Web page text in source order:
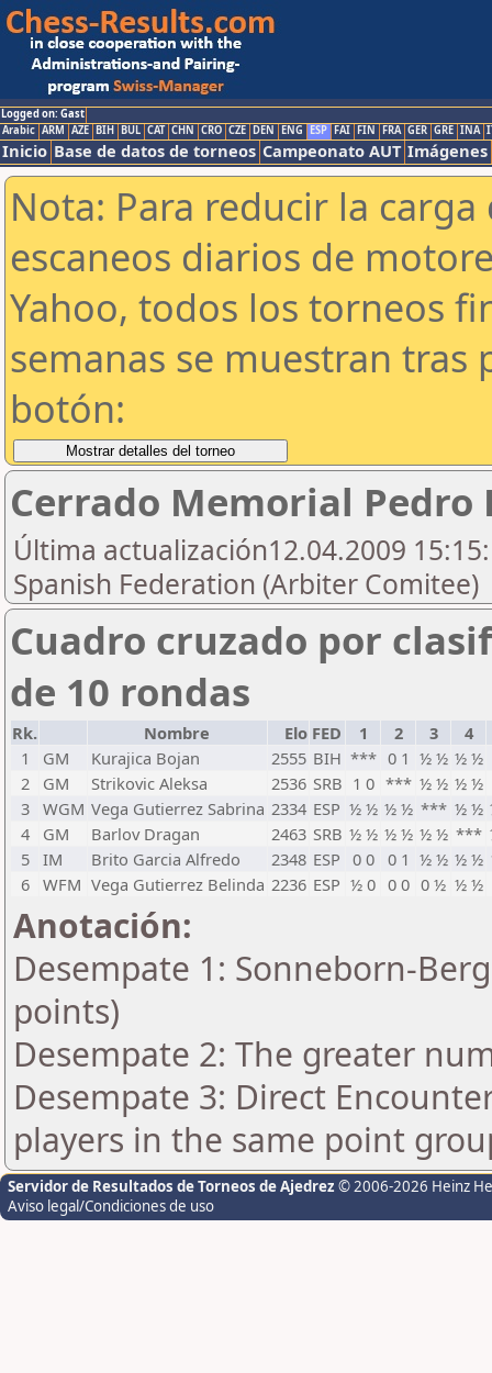
Logged on: Gast
Arabic ARM AZE BIH BUL CAT CHN CRO CZE DEN ENG ESP FAI FIN FRA GER GRE INA
Inicio Base de datos de torneos Campeonato AUT Imágenes
Nota: Para reducir la
escaneos diarios de
Yahoo, todos los torneos
semanas se muestran tras
botón:
Cerrado Memorial Pedro
Última actualización12.04.2009
Spanish Federation (Arbiter Comitee)
Cuadro cruzado por
de 10 rondas
Rk. Nombre Elo FED 1 2 3
4
1
GM Kurajica Bojan 2555 BIH *** 0 1 ½ ½ ½ ½
2
GM Strikovic Aleksa 2536 SRB 1 0 *** ½ ½ ½ ½
3 WGM Vega Gutierrez Sabrina 2334 ESP ½ ½ ½ ½ *** ½ ½
4
GM Barlov Dragan 2463 SRB ½ ½ ½ ½ ½ ½ ***
5 IM Brito Garcia Alfredo 2348 ESP 0 0 0 1 ½ ½ ½ ½
6 WFM Vega Gutierrez Belinda 2236 ESP ½ 0 0 0 0 ½ ½ ½
Anotación:
Desempate 1: Sonneborn-
points)
Desempate 2: The greater
Desempate 3: Direct
players in the same point
Servidor de Resultados de Torneos de Ajedrez © 2006-2026 Heinz
Aviso legal/Condiciones de uso